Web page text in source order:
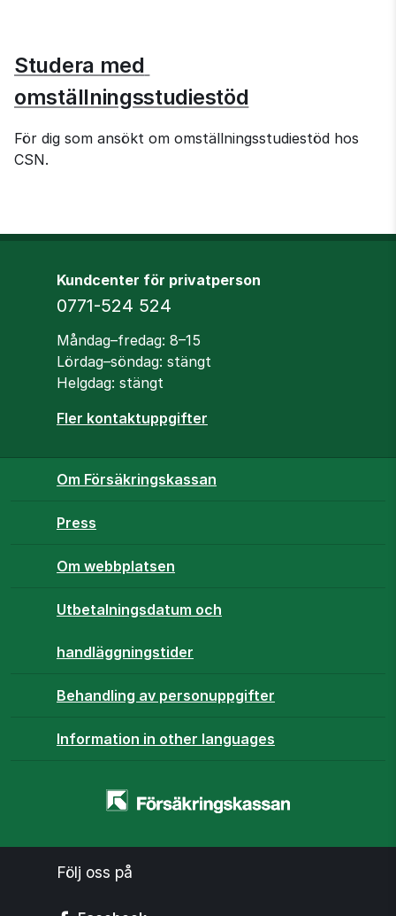
Studera med
omställningsstudiestöd
För dig som ansökt om omställningsstudiestöd hos
CSN.
Kundcenter för privatperson
Telefon
0771-524 524
Öppettider
Måndag–fredag: 8–15
Lördag–söndag: stängt
Helgdag: stängt
Fler kontaktuppgifter
Om Försäkringskassan
Press
Om webbplatsen
Utbetalningsdatum och
handläggningstider
Behandling av personuppgifter
Information in other languages
Startsidan
Följ oss på